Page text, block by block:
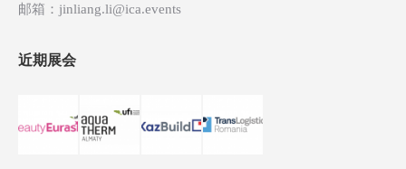
邮箱：jinliang.li@ica.events
近期展会